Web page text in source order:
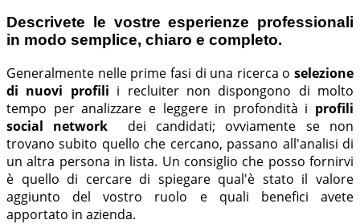
Descrivete le vostre esperienze professionali
in modo semplice, chiaro e completo.
Generalmente nelle prime fasi di una ricerca o selezione
di nuovi profili i recluiter non dispongono di molto
tempo per analizzare e leggere in profondità i profili
social network
dei candidati; ovviamente se non
trovano subito quello che cercano, passano all'analisi di
un altra persona in lista. Un consiglio che posso fornirvi
è quello di cercare di spiegare qual'è stato il valore
aggiunto del vostro ruolo e quali benefici avete
apportato in azienda.